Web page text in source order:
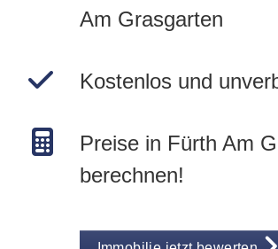
Am Grasgarten
Kostenlos und
Preise in Fürth Am
berechnen!